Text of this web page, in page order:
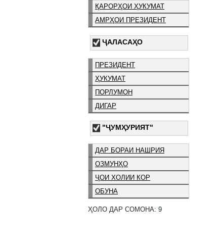
ҚАРОРҲОИ ҲУКУМАТ
АМРҲОИ ПРЕЗИДЕНТ
ҶАЛАСАҲО
ПРЕЗИДЕНТ
ҲУКУМАТ
ПОРЛУМОН
ДИГАР
"ҶУМҲУРИЯТ"
ДАР БОРАИ НАШРИЯ
ОЗМУНҲО
ҶОИ ХОЛИИ КОР
ОБУНА
ҲОЛО ДАР СОМОНА: 9